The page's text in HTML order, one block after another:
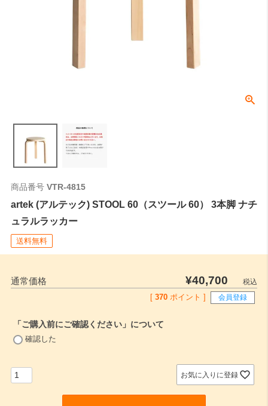
商品番号 VTR-4815
artek (アルテック) STOOL 60（スツール 60） 3本脚 ナチ
ュラルラッカー
送料無料
通常価格 ¥40,700
税込
[ 370 ポイント ] 会員登録
「ご購入前にご確認ください」について
確認した
お気に入りに登録